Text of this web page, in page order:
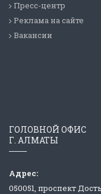
Пресс-центр
Реклама на сайте
Вакансии
ГОЛОВНОЙ ОФИС
Г. АЛМАТЫ
Адрес:
050051, проспект